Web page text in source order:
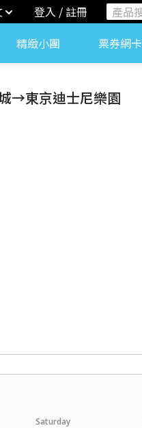
→東京迪士尼樂園
Saturday
登入 / 註冊
精緻小團
票券網卡